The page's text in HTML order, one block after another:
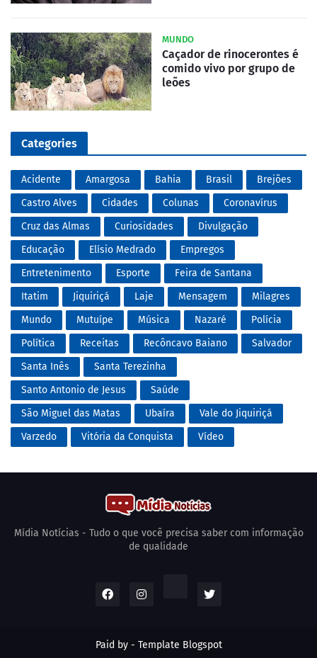
MUNDO
Caçador de rinocerontes é
comido vivo por grupo de
leões
Categories
Acidente Amargosa Bahia Brasil
Brejões
Castro Alves
Cidades Colunas
Coronavírus
Cruz das Almas
Curiosidades
Divulgação
Educação
Elísio Medrado
Empregos
Entretenimento
Esporte
Feira de Santana
Itatim
Jiquiriçá Laje Mensagem
Milagres
Mundo
Mutuípe Música Nazaré
Polícia
Política
Receitas Recôncavo Baiano
Salvador
Santa Inês
Santa Terezinha
Santo Antonio de Jesus
Saúde
São Miguel das Matas
Ubaíra
Vale do Jiquiriçá
Varzedo
Vitória da Conquista Vídeo
Mídia Notícias - Tudo o que você precisa saber com informação
de qualidade
Paid by - Template Blogspot